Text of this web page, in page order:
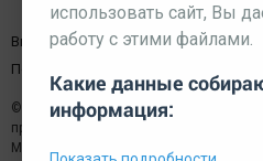
Выходные данные СМИ Реклама
Пользовательское соглашение
© 2026 МЕДИАЗАВОД — Сайт может
предназначенный для лиц 18+
Мнение редакции может не
использовать сайт, Вы
работу с этими файлами.
Какие данные
информация: